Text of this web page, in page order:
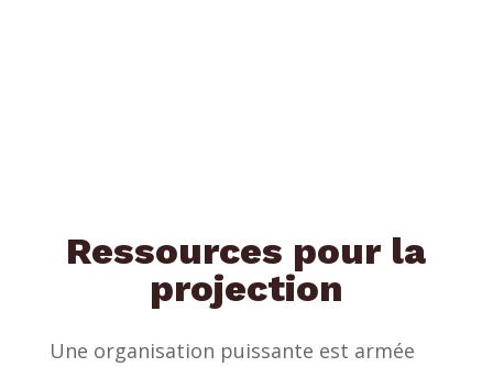
Ressources pour la
projection
Une organisation puissante est armée